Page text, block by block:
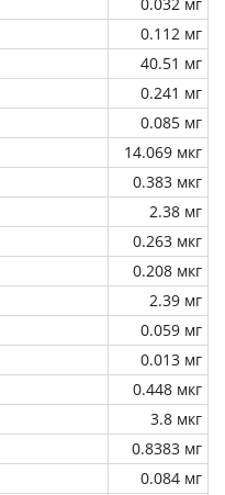
0.112 мг
40.51 мг
0.241 мг
0.085 мг
14.069 мкг
0.383 мкг
2.38 мг
0.263 мкг
0.208 мкг
2.39 мг
0.059 мг
0.013 мг
0.448 мкг
3.8 мкг
0.8383 мг
0.084 мг